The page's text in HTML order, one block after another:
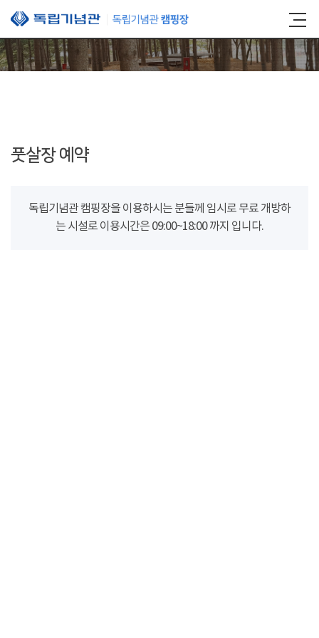
본문 바로가기
풋살장 예약
독립기념관 캠핑장을 이용하시는 분들께 임시로 무료 개방하
는 시설로 이용시간은 09:00~18:00 까지 입니다.